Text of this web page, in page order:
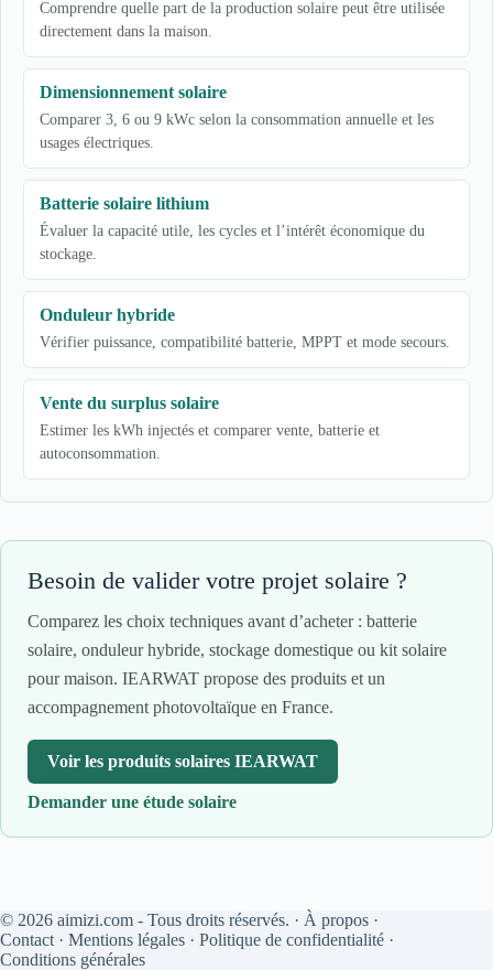
Comprendre quelle part de la production solaire peut être utilisée
directement dans la maison.
Dimensionnement solaire
Comparer 3, 6 ou 9 kWc selon la consommation annuelle et les
usages électriques.
Batterie solaire lithium
Évaluer la capacité utile, les cycles et l’intérêt économique du
stockage.
Onduleur hybride
Vérifier puissance, compatibilité batterie, MPPT et mode secours.
Vente du surplus solaire
Estimer les kWh injectés et comparer vente, batterie et
autoconsommation.
Besoin de valider votre projet solaire ?
Comparez les choix techniques avant d’acheter : batterie
solaire, onduleur hybride, stockage domestique ou kit solaire
pour maison. IEARWAT propose des produits et un
accompagnement photovoltaïque en France.
Voir les produits solaires IEARWAT
Demander une étude solaire
© 2026 aimizi.com - Tous droits réservés. · À propos ·
Contact · Mentions légales · Politique de confidentialité ·
Conditions générales